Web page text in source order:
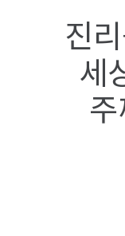
진
세
주